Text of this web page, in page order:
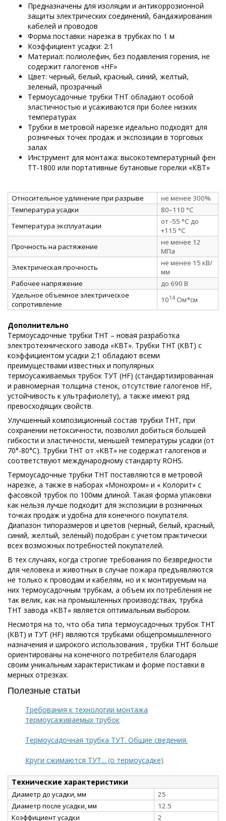
Предназначены для изоляции и антикоррозионной
защиты электрических соединений, бандажирования
кабелей и проводов
Форма поставки: нарезка в трубках по 1 м
Коэффициент усадки: 2:1
Материал: полиолефин, без подавления горения, не
содержит галогенов «HF»
Цвет: черный, белый, красный, синий, желтый,
зеленый, прозрачный
Термоусадочные трубки ТНТ обладают особой
эластичностью и усаживаются при более низких
температурах
Трубки в метровой нарезке идеально подходят для
розничных точек продаж и экспозиции в торговых
залах
Инструмент для монтажа: высокотемпературный фен
ТТ-1800 или портативные бутановые горелки «КВТ»
Относительное удлинение при разрыве
не менее 300%
Температура усадки
80–110 °C
Температура эксплуатации
от -55 °C до
+115 °C
Прочность на растяжение
не менее 12
МПа
Электрическая прочность
не менее 15 кВ/
мм
Рабочее напряжение
до 690 В
Удельное объемное электрическое
сопротивление
1014 Ом*см
Дополнительно
Термоусадочные трубки ТНТ – новая разработка
электротехнического завода «КВТ». Трубки ТНТ (КВТ) с
коэффициентом усадки 2:1 обладают всеми
преимуществами известных и популярных
термоусаживаемых трубок ТУТ (HF) (стандартизированная
и равномерная толщина стенок, отсутствие галогенов HF,
устойчивость к ультрафиолету), а также имеют ряд
превосходящих свойств.
Улучшенный композиционный состав трубки ТНТ, при
сохранении нетоксичности, позволил добиться большей
гибкости и эластичности, меньшей температуры усадки (от
70°-80°С). Трубки ТНТ от «КВТ» не содержат галогенов и
соответствуют международному стандарту ROHS.
Термоусадочные трубки ТНТ поставляются в метровой
нарезке, а также в наборах «Монохром» и « Колорит» с
фасовкой трубок по 100мм длиной. Такая форма упаковки
как нельзя лучше подходит для экспозиции в розничных
точках продаж и удобна для конечного покупателя.
Диапазон типоразмеров и цветов (черный, белый, красный,
синий, желтый, зелёный) подобран с учетом практически
всех возможных потребностей покупателей.
В тех случаях, когда строгие требования по безвредности
для человека и животных в случае пожара предъявляются
не только к проводам и кабелям, но и к монтируемым на
них термоусадочным трубкам, а объем их потребления не
так велик, как на промышленных производствах, трубка
ТНТ завода «КВТ» является оптимальным выбором.
Несмотря на то, что оба типа термоусадочных трубок ТНТ
(КВТ) и ТУТ (HF) являются трубками общепромышленного
назначения и широкого использования , трубки ТНТ больше
ориентированы на конечного потребителя благодаря
своим уникальным характеристикам и форме поставки в
мерных отрезках.
Полезные статьи
Требования к технологии монтажа
термоусаживаемых трубок
Термоусадочная трубка ТУТ. Общие сведения.
Круги сжимаются ТУТ... (о термоусадке)
Технические характеристики
Диаметр до усадки, мм
25
Диаметр после усадки, мм
12.5
Коэффициент усадки
2